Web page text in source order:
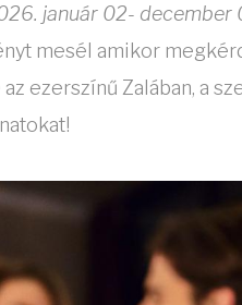
január 02- december
mesél amikor
ezerszínű Zalában, a